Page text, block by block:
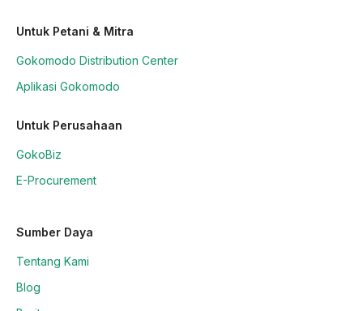
Untuk Petani & Mitra
Gokomodo Distribution Center
Aplikasi Gokomodo
Untuk Perusahaan
GokoBiz
E-Procurement
Sumber Daya
Tentang Kami
Blog